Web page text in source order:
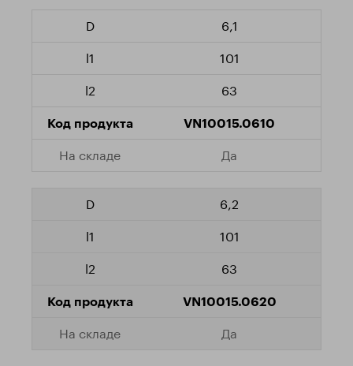
6,1
101
63
VN10015.0610
Да
6,2
101
63
VN10015.0620
Да